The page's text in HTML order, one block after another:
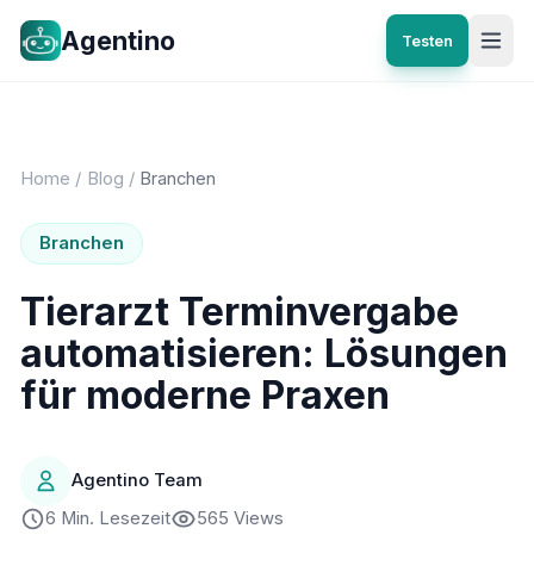
Agentino Testen
Home / Blog / Branchen
Branchen
Tierarzt Terminvergabe
automatisieren: Lösungen
für moderne Praxen
Agentino Team
6 Min. Lesezeit
565 Views